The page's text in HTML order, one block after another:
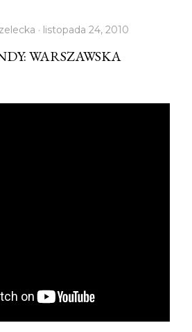
listopada 24, 2010
WARSZAWSKA